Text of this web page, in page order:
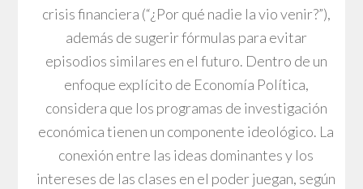
crisis financiera (“¿Por qué nadie la vio venir?”),
además de sugerir fórmulas para evitar
episodios similares en el futuro. Dentro de un
enfoque explícito de Economía Política,
considera que los programas de investigación
económica tienen un componente ideológico. La
conexión entre las ideas dominantes y los
intereses de las clases en el poder juegan, según